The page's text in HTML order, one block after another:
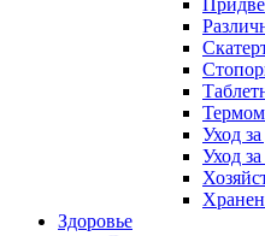
Уход
Уход
Здоровье